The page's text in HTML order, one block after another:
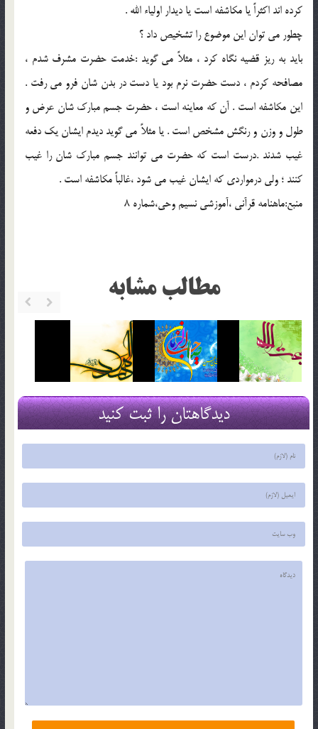
کرده اند اکثراً يا مکاشفه است يا ديدار اولياء الله .
چطور مي توان اين موضوع را تشخيص داد ؟
بايد به ريز قضيه نگاه کرد ، مثلاً مي گويد :خدمت حضرت مشرف شدم ،
مصافحه کردم ، دست حضرت نرم بود يا دست در بدن شان فرو مي رفت .
اين مکاشفه است . آن که معاينه است ، حضرت جسم مبارک شان عرض و
طول و وزن و رنگش مشخص است . يا مثلاً مي گويد ديدم ايشان يک دفعه
غيب شدند .درست است که حضرت مي توانند جسم مبارک شان را غيب
کنند ؛ ولي درمواردي که ايشان غيب مي شود ،غالباً مکاشفه است .
منبع:ماهنامه قرآني ،آموزشي نسيم وحي،شماره 8
مطالب مشابه
دیدگاهتان را ثبت کنید